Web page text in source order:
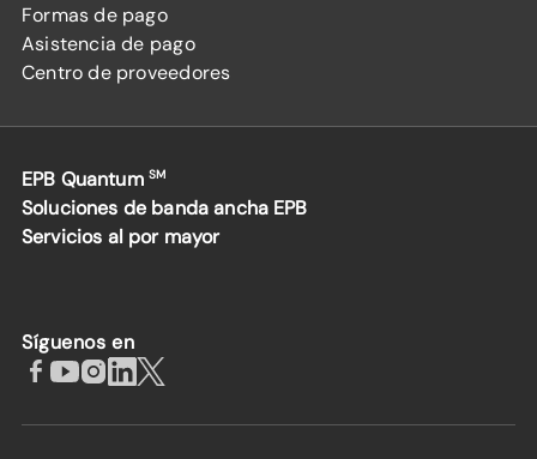
Formas de pago
Asistencia de pago
Centro de proveedores
EPB Quantum SM
Soluciones de banda ancha EPB
Servicios al por mayor
Síguenos en